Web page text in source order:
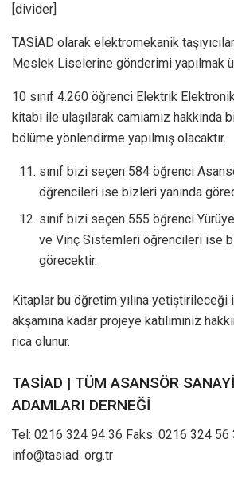
[divider]
TASİAD olarak elektromekanik
Meslek Liselerine gönderimi yapılmak
10 sınıf 4.260 öğrenci Elektrik
kitabı ile ulaşılarak camiamız
bölüme yönlendirme yapılmış olacaktır.
sınıf bizi seçen 584 öğrenci
öğrencileri ise bizleri yanında
sınıf bizi seçen 555 öğrenci
ve Vinç Sistemleri öğrencileri ise
görecektir.
Kitaplar bu öğretim yılına
akşamına kadar projeye katılımınız
rica olunur.
TASİAD | TÜM ASANSÖR
ADAMLARI DERNEĞİ
Tel: 0216 324 94 36 Faks: 0216 324 56
info@tasiad. org.tr